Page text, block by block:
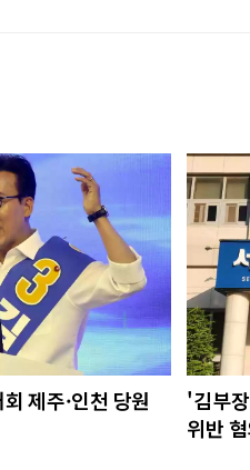
제주·인천 당원
'김부
위반